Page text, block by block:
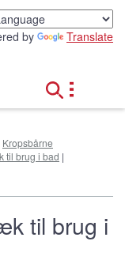
by Translate
Kropsbårne
til brug i bad |
til brug i